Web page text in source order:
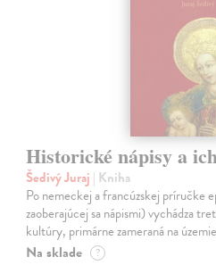
Historické nápisy a
Šedivý Juraj | Kniha
Po nemeckej a francúzskej príručke
zaoberajúcej sa nápismi) vychádza
kultúry, primárne zameraná na
Na sklade ?